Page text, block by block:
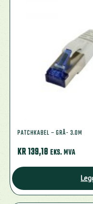
PATCHKABEL – GRÅ- 3.0M
KR139,18 EKS. MVA